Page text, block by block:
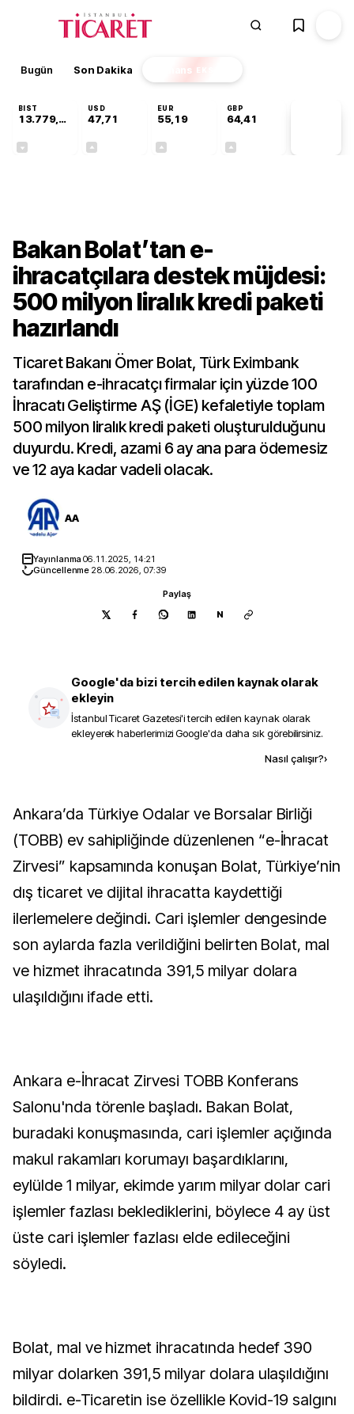
Bugün Son Dakika Finans EKSTRA
BIST
13.779,39
USD
47,71
EUR
55,19
GBP
64,41
Bakan Bolat’tan e-
ihracatçılara destek müjdesi:
500 milyon liralık kredi paketi
hazırlandı
Ticaret Bakanı Ömer Bolat, Türk Eximbank
tarafından e-ihracatçı firmalar için yüzde 100
İhracatı Geliştirme AŞ (İGE) kefaletiyle toplam
500 milyon liralık kredi paketi oluşturulduğunu
duyurdu. Kredi, azami 6 ay ana para ödemesiz
ve 12 aya kadar vadeli olacak.
AA
Yayınlanma06.11.2025, 14:21
Güncellenme 28.06.2026, 07:39
Paylaş
N
Google'da bizi tercih edilen kaynak olarak
ekleyin
İstanbul Ticaret Gazetesi'i tercih edilen kaynak olarak
ekleyerek haberlerimizi Google'da daha sık görebilirsiniz.
Nasıl çalışır?›
Ankara’da Türkiye Odalar ve Borsalar Birliği
(TOBB) ev sahipliğinde düzenlenen “e-İhracat
Zirvesi” kapsamında konuşan Bolat, Türkiye’nin
dış ticaret ve dijital ihracatta kaydettiği
ilerlemelere değindi. Cari işlemler dengesinde
son aylarda fazla verildiğini belirten Bolat, mal
ve hizmet ihracatında 391,5 milyar dolara
ulaşıldığını ifade etti.
Ankara e-İhracat Zirvesi TOBB Konferans
Salonu'nda törenle başladı. Bakan Bolat,
buradaki konuşmasında, cari işlemler açığında
makul rakamları korumayı başardıklarını,
eylülde 1 milyar, ekimde yarım milyar dolar cari
işlemler fazlası beklediklerini, böylece 4 ay üst
üste cari işlemler fazlası elde edileceğini
söyledi.
Bolat, mal ve hizmet ihracatında hedef 390
milyar dolarken 391,5 milyar dolara ulaşıldığını
bildirdi. e-Ticaretin ise özellikle Kovid-19 salgını